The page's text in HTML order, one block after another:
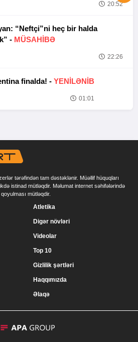
20:52
“Neftçi”ni heç bir halda
- MÜSAHİBƏ
22:26
finalda! - YENİLƏNİB
01:01
tərəfindən tam dəstəklənir. Müəllif hüquqları
istinad mütləqdir. Məlumat internet səhifələrində
mütləqdir.
Atletika
Digər növləri
Videolar
Top 10
Gizlilik şərtləri
Haqqımızda
Əlaqə